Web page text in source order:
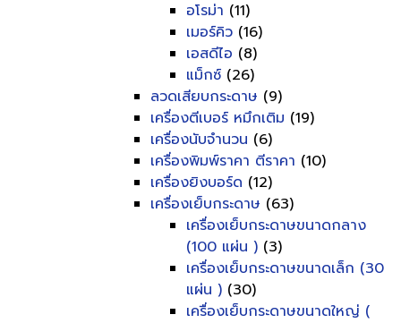
อโรม่า (11)
เมอร์คิว (16)
เอสดีไอ (8)
แม็กซ์ (26)
ลวดเสียบกระดาษ (9)
เครื่องตีเบอร์ หมึกเติม (19)
เครื่องนับจำนวน (6)
เครื่องพิมพ์ราคา ตีราคา (10)
เครื่องยิงบอร์ด (12)
เครื่องเย็บกระดาษ (63)
เครื่องเย็บกระดาษขนาดกลาง
(100 แผ่น ) (3)
เครื่องเย็บกระดาษขนาดเล็ก (30
แผ่น ) (30)
เครื่องเย็บกระดาษขนาดใหญ่ (